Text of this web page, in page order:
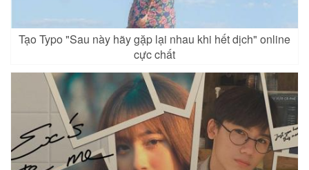
Tạo Typo "Sau này hãy gặp lại nhau khi hết dịch" online
cực chất